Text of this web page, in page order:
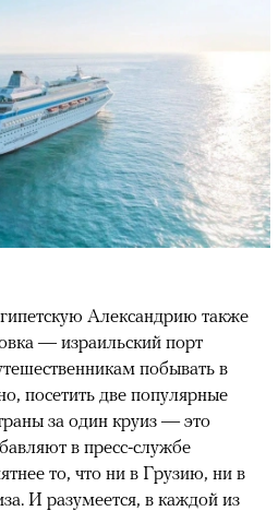
Александрию также
— израильский порт
побывать в
посетить две популярные
за один круиз — это
в пресс-службе
то, что ни в Грузию, ни в
И разумеется, в каждой из